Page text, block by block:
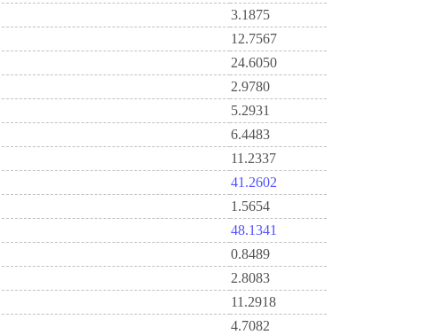
3.1875
12.7567
24.6050
2.9780
5.2931
6.4483
11.2337
41.2602
1.5654
48.1341
0.8489
2.8083
11.2918
4.7082